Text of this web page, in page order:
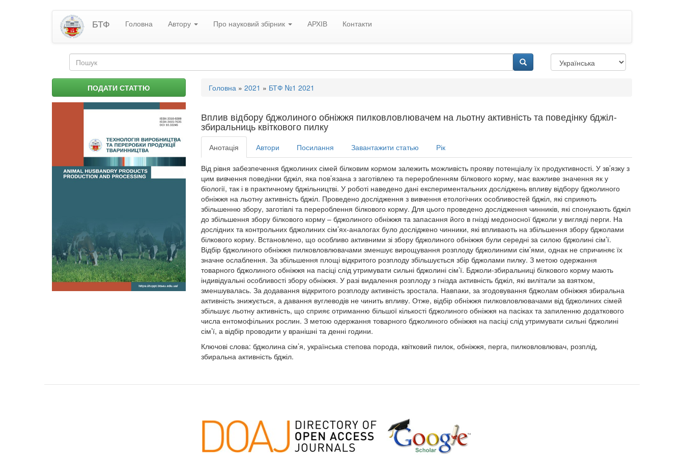
БТФ Головна Автору Про науковий збірник АРХІВ Контакти
Пошукова
форма
ПОДАТИ СТАТТЮ Ви
тут
Головна » 2021 » БТФ №1 2021
Вплив відбору бджолиного обніжжя пилковловлювачем на льотну активність та поведінку бджіл-
збиральниць квіткового пилку
Анотація Автори Посилання Завантажити статью Рік
Від рівня забезпечення бджолиних сімей білковим кормом залежить можливість прояву потенціалу їх продуктивності. У зв’язку з
цим вивчення поведінки бджіл, яка пов’язана з заготівлею та переробленням білкового корму, має важливе значення як у
біології, так і в практичному бджільництві. У роботі наведено дані експериментальних досліджень впливу відбору бджолиного
обніжжя на льотну активність бджіл. Проведено дослідження з вивчення етологічних особливостей бджіл, які сприяють
збільшенню збору, заготівлі та перероблення білкового корму. Для цього проведено дослідження чинників, які спонукають бджіл
до збільшення збору білкового корму – бджолиного обніжжя та запасання його в гнізді медоносної бджоли у вигляді перги. На
дослідних та контрольних бджолиних сім’ях-аналогах було досліджено чинники, які впливають на збільшення збору бджолами
білкового корму. Встановлено, що особливо активними зі збору бджолиного обніжжя були середні за силою бджолині сім’ї.
Відбір бджолиного обніжжя пилковловлювачами зменшує вирощування розплоду бджолиними сім’ями, однак не спричиняє їх
значне ослаблення. За збільшення площі відкритого розплоду збільшується збір бджолами пилку. З метою одержання
товарного бджолиного обніжжя на пасіці слід утримувати сильні бджолині сім’ї. Бджоли-збиральниці білкового корму мають
індивідуальні особливості збору обніжжя. У разі видалення розплоду з гнізда активність бджіл, які вилітали за взятком,
зменшувалась. За додавання відкритого розплоду активність зростала. Навпаки, за згодовування бджолам обніжжя збиральна
активність знижується, а давання вуглеводів не чинить впливу. Отже, відбір обніжжя пилковловлювачами від бджолиних сімей
збільшує льотну активність, що сприяє отриманню більшої кількості бджолиного обніжжя на пасіках та запиленню додаткового
числа ентомофільних рослин. З метою одержання товарного бджолиного обніжжя на пасіці слід утримувати сильні бджолині
сім’ї, а відбір проводити у вранішні та денні години.
Ключові слова: бджолина сім’я, українська степова порода, квітковий пилок, обніжжя, перга, пилковловлювач, розплід,
збиральна активність бджіл.